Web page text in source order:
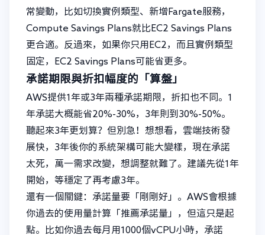
常變動，比如切換實例類型、新增Fargate服務，
Compute Savings Plans就比EC2 Savings Plans
更合適。反過來，如果你只用EC2，而且實例類型
固定，EC2 Savings Plans可能省更多。
承諾期限與折扣幅度的「算盤」
AWS提供1年或3年兩種承諾期限，折扣也不同。1
年承諾大概能省20%-30%，3年則到30%-50%。
聽起來3年更划算？但別急！想想看，雲端技術發
展快，3年後你的系統架構可能大變樣，現在承諾
太死，萬一需求改變，想調整就難了。建議先從1年
開始，等穩定了再考慮3年。
還有一個關鍵：承諾量要「剛剛好」。AWS會根據
你過去的使用量計算「推薦承諾量」，但這只是起
點。比如你過去每月用1000個vCPU小時，承諾